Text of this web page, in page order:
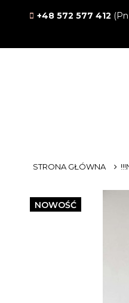
+48 572 577 412
STRONA GŁÓWNA
NOWOŚĆ